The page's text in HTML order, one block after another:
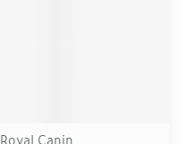
Royal Canin